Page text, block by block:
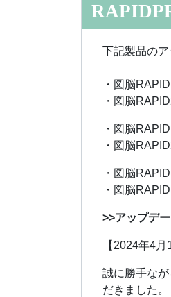
下記製品のア
・図脳
・図脳
・図脳
・図脳
・図脳
・図脳
>>アップデ
【2024年4月
誠に勝手な
だきました。